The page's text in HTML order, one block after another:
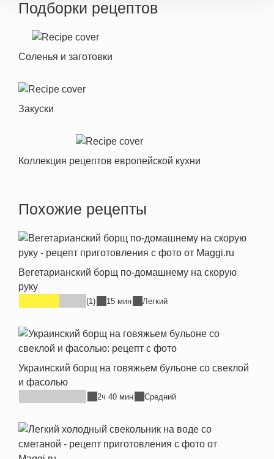
Подборки рецептов
Соленья и заготовки
Закуски
Коллекция рецептов европейской кухни
Похожие рецепты
Вегетарианский борщ по-домашнему на скорую
руку
(1) 15 мин Легкий
Украинский борщ на говяжьем бульоне со свеклой
и фасолью
2ч 40 мин Средний